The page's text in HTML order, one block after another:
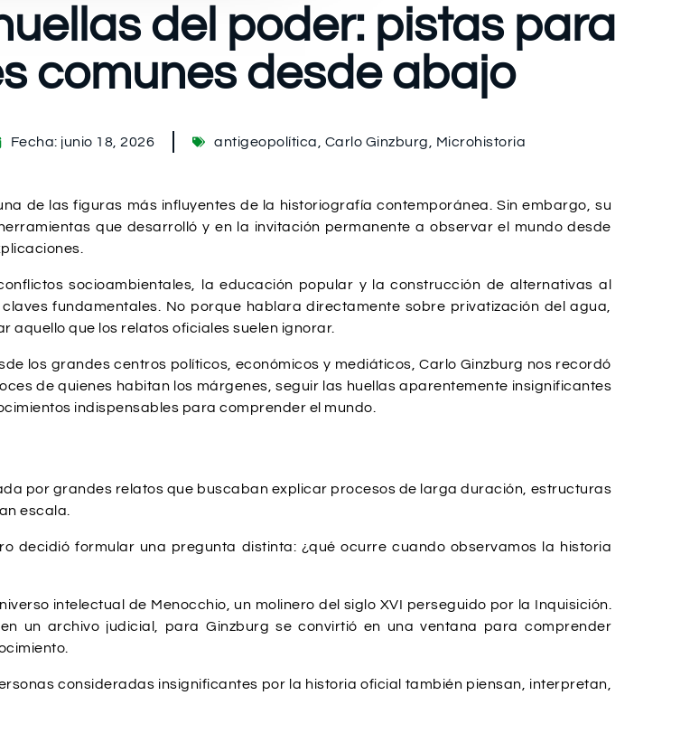
del poder: pistas para
comunes desde abajo
Fecha: junio 18, 2026 antigeopolítica Carlo Ginzburg Microhistoria
de las figuras más influyentes de la historiografía contemporánea. Sin embargo, su
que desarrolló y en la invitación permanente a observar el mundo desde
socioambientales, la educación popular y la construcción de alternativas al
fundamentales. No porque hablara directamente sobre privatización del agua,
aquello que los relatos oficiales suelen ignorar.
los grandes centros políticos, económicos y mediáticos, Carlo Ginzburg nos recordó
de quienes habitan los márgenes, seguir las huellas aparentemente insignificantes
indispensables para comprender el mundo.
por grandes relatos que buscaban explicar procesos de larga duración, estructuras
escala.
decidió formular una pregunta distinta: ¿qué ocurre cuando observamos la historia
intelectual de Menocchio, un molinero del siglo XVI perseguido por la Inquisición.
un archivo judicial, para Ginzburg se convirtió en una ventana para comprender
consideradas insignificantes por la historia oficial también piensan, interpretan,